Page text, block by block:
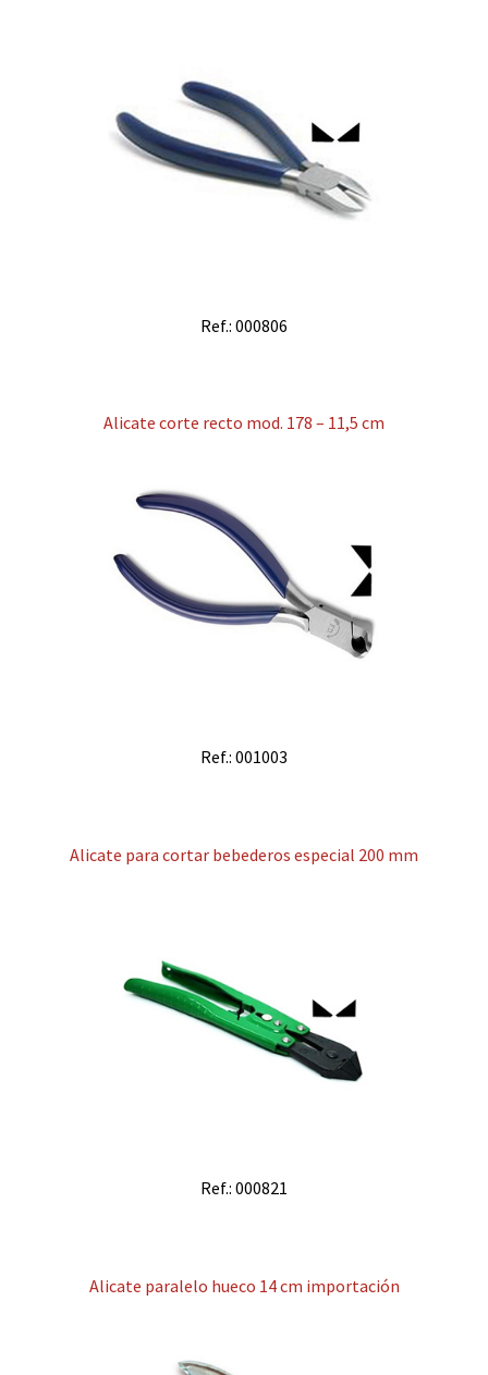
Ref.: 000806
Alicate corte recto mod. 178 – 11,5 cm
Ref.: 001003
Alicate para cortar bebederos especial 200 mm
Ref.: 000821
Alicate paralelo hueco 14 cm importación